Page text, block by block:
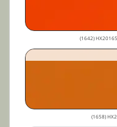
(1642)
(1658)